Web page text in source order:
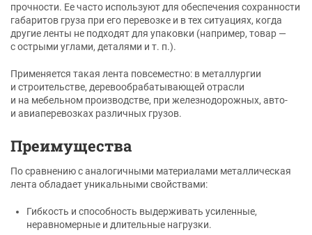
прочности. Ее часто используют для обеспечения сохранности
габаритов груза при его перевозке и в тех ситуациях, когда
другие ленты не подходят для упаковки (например, товар —
с острыми углами, деталями и т. п.).
Применяется такая лента повсеместно: в металлургии
и строительстве, деревообрабатывающей отрасли
и на мебельном производстве, при железнодорожных, авто-
и авиаперевозках различных грузов.
Преимущества
По сравнению с аналогичными материалами металлическая
лента обладает уникальными свойствами:
Гибкость и способность выдерживать усиленные,
неравномерные и длительные нагрузки.